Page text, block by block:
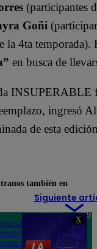
X
(participantes
Goñi
la 4ta temporada).
en busca de
INSUPERABLE
ingresó
de esta
Siguiente
también en
Teléfono: 219
Av. San
Felipe 968